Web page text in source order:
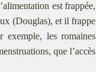
est frappée,
(Douglas), et il frappe
exemple, les romaines
que l’accès